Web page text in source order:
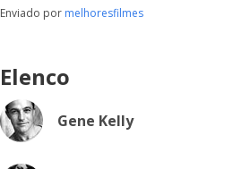
Enviado por melhoresfilmes
Elenco
Gene Kelly